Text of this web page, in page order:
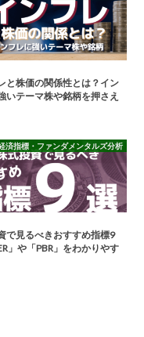
と株価の関係性とは？イン
いテーマ株や銘柄を押さえ
済指標・ファンダメンタルズ分析
で見るべきおすすめ指標9
」や「PBR」をわかりやす